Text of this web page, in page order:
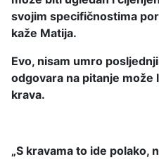
svojim specifičnostima
kaže Matija.
Evo, nisam umro
odgovara na pitanje može
krava.
„S kravama to ide polako,